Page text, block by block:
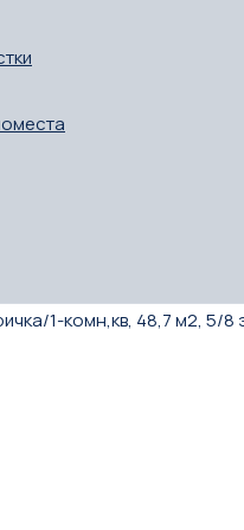
/1-комн,кв, 48,7 м2, 5/8